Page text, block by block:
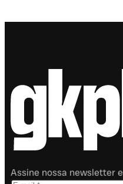
Assine nossa newsletter